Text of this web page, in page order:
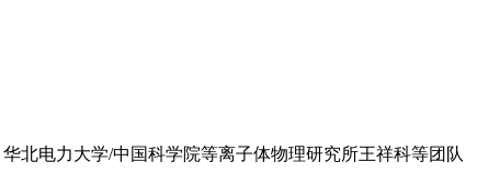
北电力大学/中国科学院等离子体物理研究所王祥科等团队